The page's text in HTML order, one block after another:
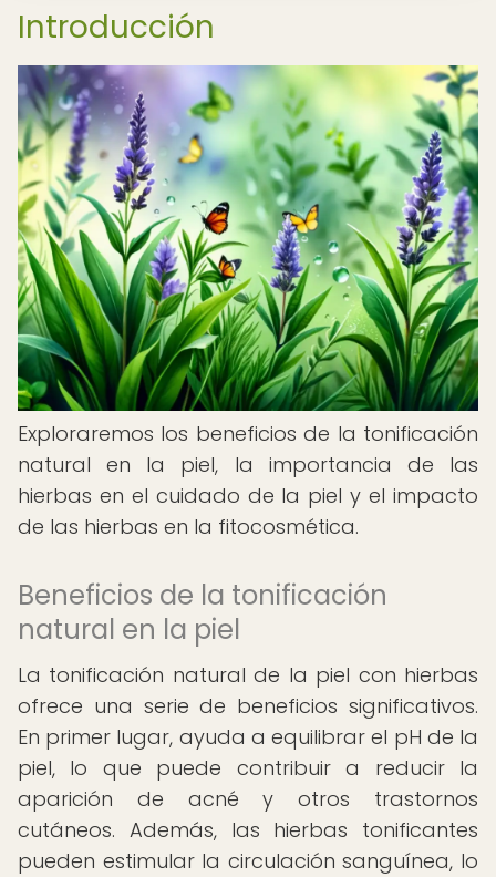
Introducción
Exploraremos los beneficios de la tonificación
natural en la piel, la importancia de las
hierbas en el cuidado de la piel y el impacto
de las hierbas en la fitocosmética.
Beneficios de la tonificación
natural en la piel
La tonificación natural de la piel con hierbas
ofrece una serie de beneficios significativos.
En primer lugar, ayuda a equilibrar el pH de la
piel, lo que puede contribuir a reducir la
aparición de acné y otros trastornos
cutáneos. Además, las hierbas tonificantes
pueden estimular la circulación sanguínea, lo